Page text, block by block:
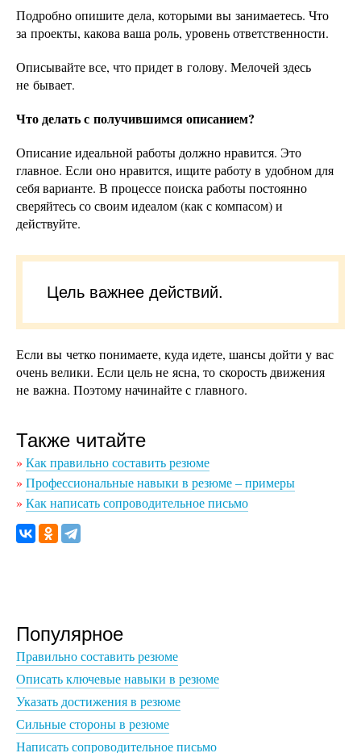
Подробно опишите дела, которыми вы занимаетесь. Что
за проекты, какова ваша роль, уровень ответственности.
Описывайте все, что придет в голову. Мелочей здесь
не бывает.
Что делать с получившимся описанием?
Описание идеальной работы должно нравится. Это
главное. Если оно нравится, ищите работу в удобном для
себя варианте. В процессе поиска работы постоянно
сверяйтесь со своим идеалом (как с компасом) и
действуйте.
Цель важнее действий.
Если вы четко понимаете, куда идете, шансы дойти у вас
очень велики. Если цель не ясна, то скорость движения
не важна. Поэтому начинайте с главного.
Также читайте
» Как правильно составить резюме
» Профессиональные навыки в резюме – примеры
» Как написать сопроводительное письмо
Популярное
Правильно составить резюме
Описать ключевые навыки в резюме
Указать достижения в резюме
Сильные стороны в резюме
Написать сопроводительное письмо